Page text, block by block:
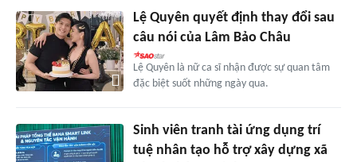
Lệ Quyên quyết định thay đổi sau
câu nói của Lâm Bảo Châu
Lệ Quyên là nữ ca sĩ nhận được sự quan tâm
đặc biệt suốt những ngày qua.
Sinh viên tranh tài ứng dụng trí
tuệ nhân tạo hỗ trợ xây dựng xã